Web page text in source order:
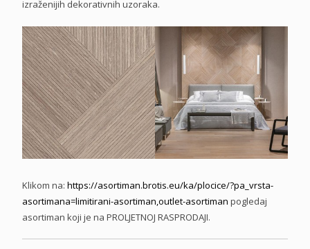
izraženijih dekorativnih uzoraka.
Klikom na:https://asortiman.brotis.eu/ka/plocice/?pa_vrsta-
asortimana=limitirani-asortiman,outlet-asortiman pogledaj
asortiman koji je na PROLJETNOJ RASPRODAJI.